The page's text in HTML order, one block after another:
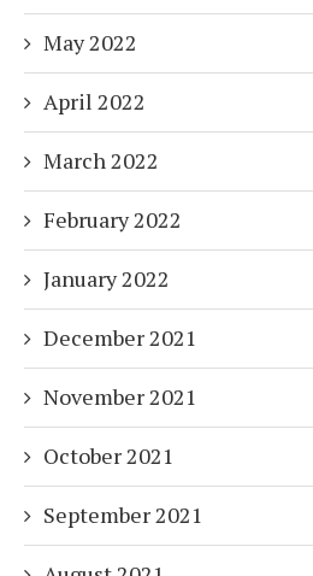
May 2022
April 2022
March 2022
February 2022
January 2022
December 2021
November 2021
October 2021
September 2021